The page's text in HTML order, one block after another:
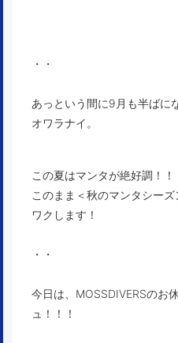
・・
あっという間に9月も半ばに
オワラナイ。
この夏はマンタが絶好調！！
このまま＜秋のマンタシー
ワクします！
・・
今日は、MOSSDIVERSのお
ュ！！！